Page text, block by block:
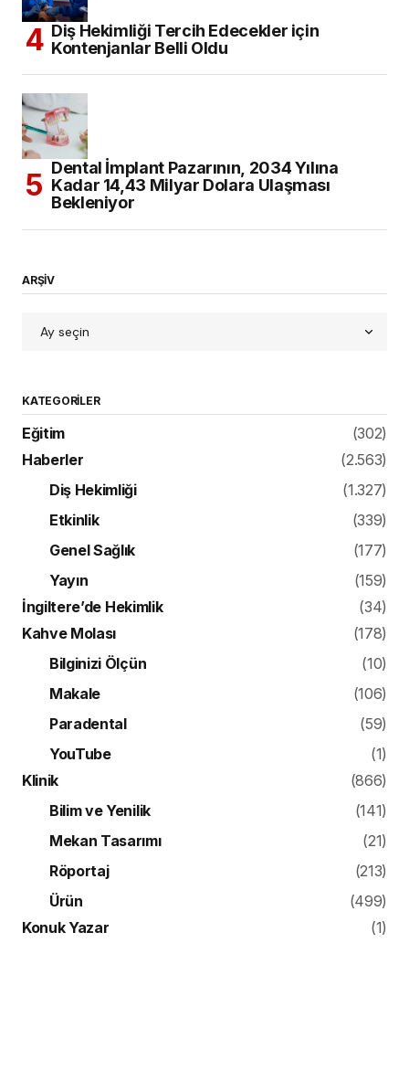
Diş Hekimliği Tercih Edecekler için
Kontenjanlar Belli Oldu
Dental İmplant Pazarının, 2034 Yılına
Kadar 14,43 Milyar Dolara Ulaşması
Bekleniyor
ARŞİV
KATEGORILER
Eğitim
(302)
Haberler
(2.563)
Diş Hekimliği
(1.327)
Etkinlik
(339)
Genel Sağlık
(177)
Yayın
(159)
İngiltere’de Hekimlik
(34)
Kahve Molası
(178)
Bilginizi Ölçün
(10)
Makale
(106)
Paradental
(59)
YouTube
(1)
Klinik
(866)
Bilim ve Yenilik
(141)
Mekan Tasarımı
(21)
Röportaj
(213)
Ürün
(499)
Konuk Yazar
(1)